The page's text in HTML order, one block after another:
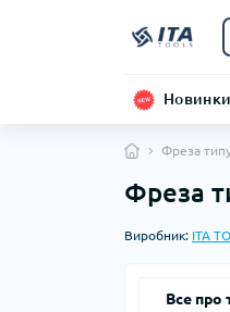
Новинки
Фреза
Фреза
Виробник: ITA
Все про